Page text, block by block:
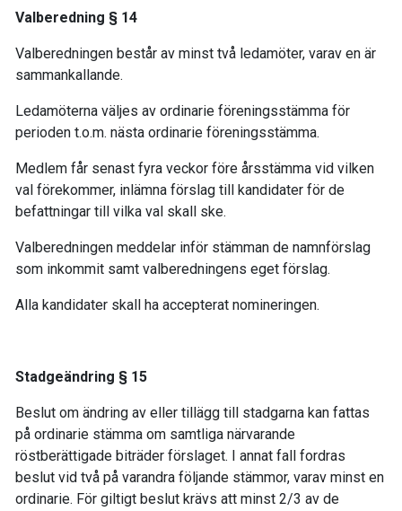
Valberedning § 14
Valberedningen består av minst två ledamöter, varav en är
sammankallande.
Ledamöterna väljes av ordinarie föreningsstämma för
perioden t.o.m. nästa ordinarie föreningsstämma.
Medlem får senast fyra veckor före årsstämma vid vilken
val förekommer, inlämna förslag till kandidater för de
befattningar till vilka val skall ske.
Valberedningen meddelar inför stämman de namnförslag
som inkommit samt valberedningens eget förslag.
Alla kandidater skall ha accepterat nomineringen.
Stadgeändring § 15
Beslut om ändring av eller tillägg till stadgarna kan fattas
på ordinarie stämma om samtliga närvarande
röstberättigade biträder förslaget. I annat fall fordras
beslut vid två på varandra följande stämmor, varav minst en
ordinarie. För giltigt beslut krävs att minst 2/3 av de